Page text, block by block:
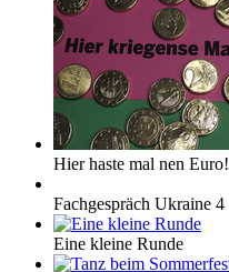
Hier haste mal nen Euro!
Fachgespräch Ukraine 4
Eine kleine Runde